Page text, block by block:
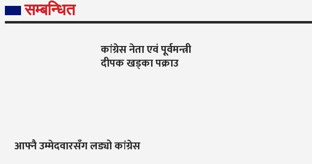
सम्बन्धित
कांग्रेस नेता एवं पूर्वमन्त्री
दीपक खड्का पक्राउ
आफ्नै उम्मेदवारसँग लड्यो कांग्रेस